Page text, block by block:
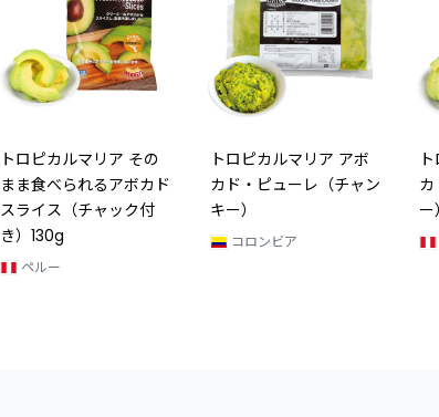
トロピカルマリア その
まま食べられるアボカド
スライス（チャック付
き）130g
ペルー
トロピカルマリア アボ
カド・ピューレ（チャン
キー）
コロンビア
ー